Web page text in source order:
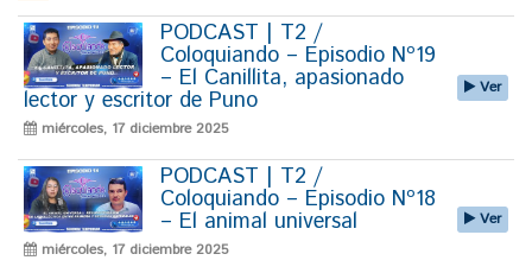
PODCAST | T2 /
Coloquiando – Episodio Nº19
– El Canillita, apasionado
lector y escritor de Puno
miércoles, 17 diciembre 2025
Ver
PODCAST | T2 /
Coloquiando – Episodio Nº18
– El animal universal
miércoles, 17 diciembre 2025
Ver